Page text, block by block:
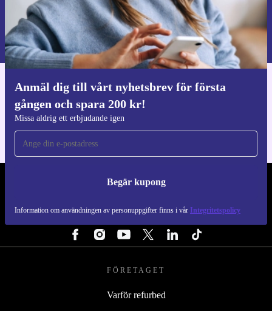
Anmäl dig till vårt nyhetsbrev för första
gången och spara 200 kr!
Missa aldrig ett erbjudande igen
Begär kupong
Information om användningen av personuppgifter finns i vår Integritetspolicy
Begär kupong
Information om användningen av personuppgifter finns i vår
Integritetspolicy
Ladda ner refurbed appen
För iOS och Android
REFURBED SVERIGE - RETHINK NEW.
FÖLJ OSS
FÖRETAGET
Varför refurbed